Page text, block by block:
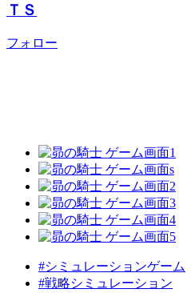
ＴＳ
フォロー
#シミュレーションゲーム
#戦略シミュレーション